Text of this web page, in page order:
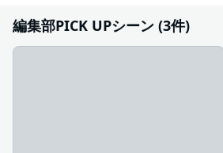
編集部PICK UPシーン (3件)